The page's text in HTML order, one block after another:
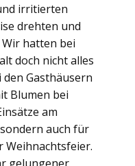
irritierten
drehten und
hatten bei
doch nicht alles
Gasthäusern
Blumen bei
am
auch für